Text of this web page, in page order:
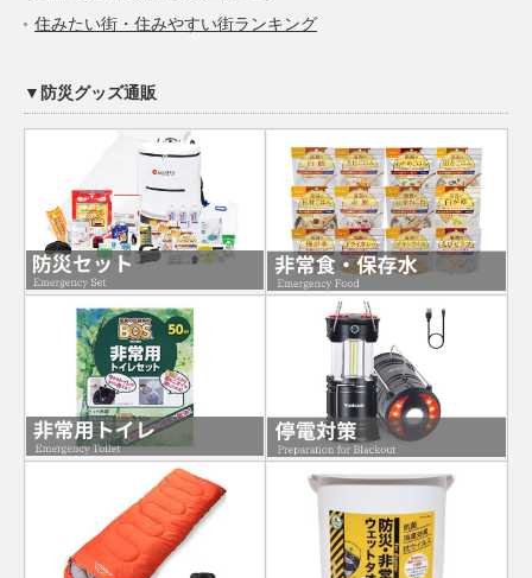
住みたい街・住みやすい街ランキング
▼防災グッズ通販